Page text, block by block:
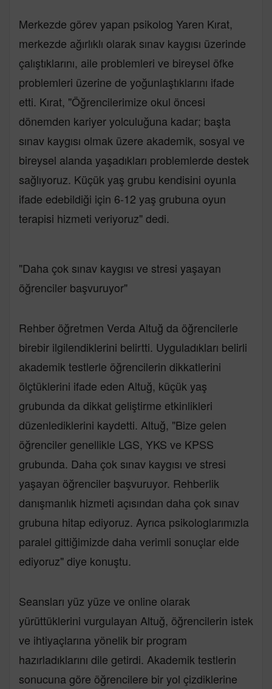
Merkezde görev yapan psikolog Yaren Kırat,
merkezde ağırlıklı olarak sınav kaygısı üzerinde
çalıştıklarını, aile problemleri ve bireysel öfke
problemleri üzerine de yoğunlaştıklarını ifade
etti. Kırat, "Öğrencilerimize okul öncesi
dönemden kariyer yolculuğuna kadar; başta
sınav kaygısı olmak üzere akademik, sosyal ve
bireysel alanda yaşadıkları problemlerde destek
sağlıyoruz. Küçük yaş grubu kendisini oyunla
ifade edebildiği için 6-12 yaş grubuna oyun
terapisi hizmeti veriyoruz" dedi.
"Daha çok sınav kaygısı ve stresi yaşayan
öğrenciler başvuruyor"
Rehber öğretmen Verda Altuğ da öğrencilerle
birebir ilgilendiklerini belirtti. Uyguladıkları belirli
akademik testlerle öğrencilerin dikkatlerini
ölçtüklerini ifade eden Altuğ, küçük yaş
grubunda da dikkat geliştirme etkinlikleri
düzenlediklerini kaydetti. Altuğ, "Bize gelen
öğrenciler genellikle LGS, YKS ve KPSS
grubunda. Daha çok sınav kaygısı ve stresi
yaşayan öğrenciler başvuruyor. Rehberlik
danışmanlık hizmeti açısından daha çok sınav
grubuna hitap ediyoruz. Ayrıca psikologlarımızla
paralel gittiğimizde daha verimli sonuçlar elde
ediyoruz" diye konuştu.
Seansları yüz yüze ve online olarak
yürüttüklerini vurgulayan Altuğ, öğrencilerin istek
ve ihtiyaçlarına yönelik bir program
hazırladıklarını dile getirdi. Akademik testlerin
sonucuna göre öğrencilere bir yol çizdiklerine